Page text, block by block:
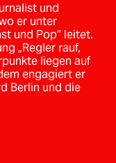
und
er unter
und Pop“ leitet.
„Regler rauf,
liegen auf
engagiert er
Berlin und die